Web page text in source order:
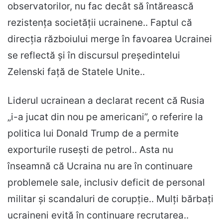
observatorilor, nu fac decât să întărească
rezistența societății ucrainene.. Faptul că
direcția războiului merge în favoarea Ucrainei
se reflectă și în discursul președintelui
Zelenski față de Statele Unite..
Liderul ucrainean a declarat recent că Rusia
„i-a jucat din nou pe americani”, o referire la
politica lui Donald Trump de a permite
exporturile rusești de petrol.. Asta nu
înseamnă că Ucraina nu are în continuare
problemele sale, inclusiv deficit de personal
militar și scandaluri de corupție.. Mulți bărbați
ucraineni evită în continuare recrutarea..